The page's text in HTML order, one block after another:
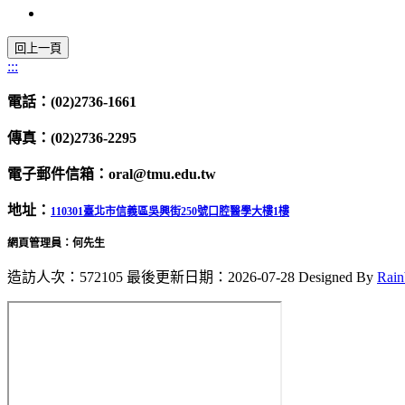
:::
電話：(02)2736-1661
傳真：(02)2736-2295
電子郵件信箱：oral@tmu.edu.tw
地址： 110301臺北市信義區吳興街250號口腔醫學大樓1樓
網頁管理員：何先生
造訪人次：572105 最後更新日期：2026-07-28 Designed By